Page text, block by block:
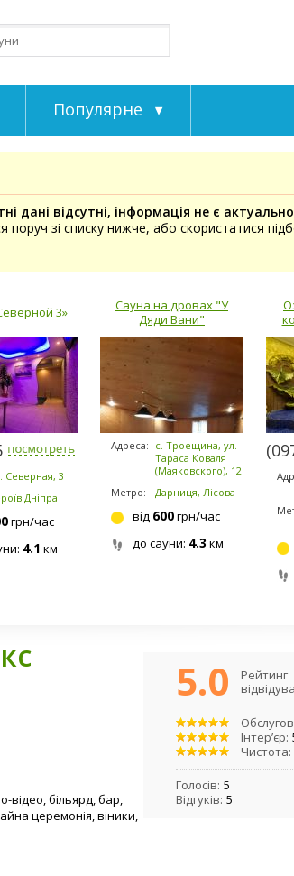
Популярне
дані відсутні, інформація не є
поруч зі списку нижче, або скористатися
3»
1371
Северная, 3
Дніпра
грн/час
4.1 км
Сауна на дровах "У
Дяди Вани"
Адреса: с. Троещина, ул.
Тараса Коваля
(Маяковского), 12
Метро:
Дарниця, Лісова
від 600грн/час
до сауни: 4.3 км
відео, більярд, бар,
церемонія, віники,
5.0
Рейтинг
Інтер’єр:
Чистота:
Голосів: 5
Відгуків: 5